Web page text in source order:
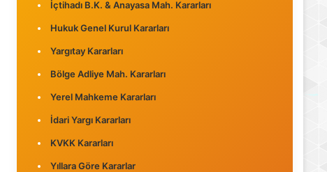
İçtihadı B.K. & Anayasa Mah. Kararları
Hukuk Genel Kurul Kararları
Yargıtay Kararları
Bölge Adliye Mah. Kararları
Yerel Mahkeme Kararları
İdari Yargı Kararları
KVKK Kararları
Yıllara Göre Kararlar